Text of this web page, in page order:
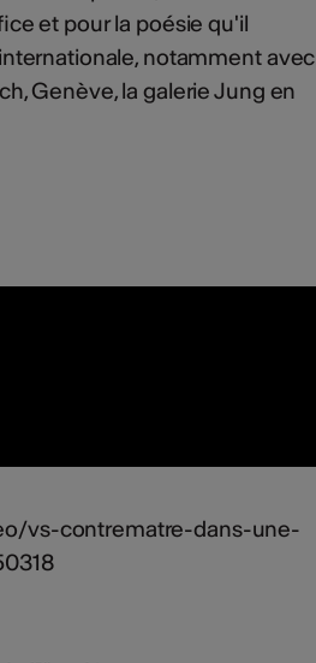
et pour la poésie qu'il
notamment avec
Genève, la galerie Jung en
vs-contrematre-dans-une-